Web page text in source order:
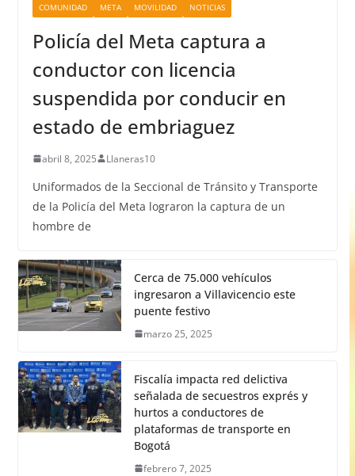
COMUNIDAD META MOVILIDAD NOTICIAS
Policía del Meta captura a
conductor con licencia
suspendida por conducir en
estado de embriaguez
abril 8, 2025 Llaneras10
Uniformados de la Seccional de Tránsito y Transporte
de la Policía del Meta lograron la captura de un
hombre de
Cerca de 75.000 vehículos
ingresaron a Villavicencio este
puente festivo
marzo 25, 2025
Fiscalía impacta red delictiva
señalada de secuestros exprés y
hurtos a conductores de
plataformas de transporte en
Bogotá
febrero 7, 2025